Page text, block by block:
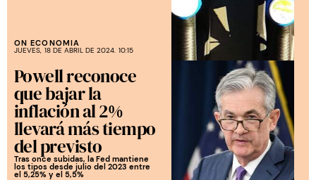
ON ECONOMIA
JUEVES, 18 DE ABRIL DE 2024. 10:15
Powell reconoce
que bajar la
inflación al 2%
llevará más tiempo
del previsto
Tras once subidas, la Fed mantiene
los tipos desde julio del 2023 entre
el 5,25% y el 5,5%